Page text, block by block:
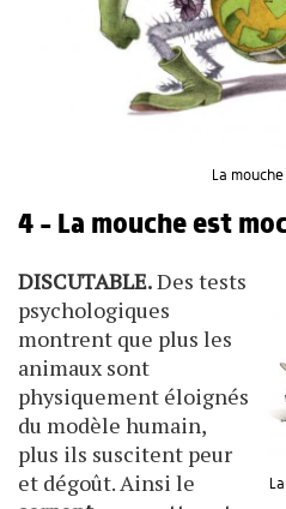
La
4 - La mouche est
DISCUTABLE.Des tests
psychologiques
montrent que plus les
animaux sont
physiquement éloignés
du modèle humain,
plus ils suscitent peur
et dégoût. Ainsi le